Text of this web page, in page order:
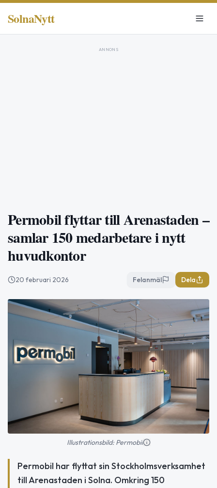
SolnaNytt
ANNONS
Permobil flyttar till Arenastaden –
samlar 150 medarbetare i nytt
huvudkontor
20 februari 2026 Felanmäl Dela
Illustrationsbild: Permobil
Permobil har flyttat sin Stockholmsverksamhet
till Arenastaden i Solna. Omkring 150